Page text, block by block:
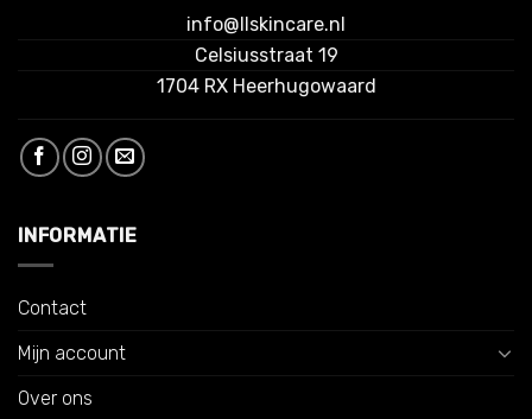
info@llskincare.nl
Celsiusstraat 19
1704 RX Heerhugowaard
INFORMATIE
Contact
Mijn account
Over ons